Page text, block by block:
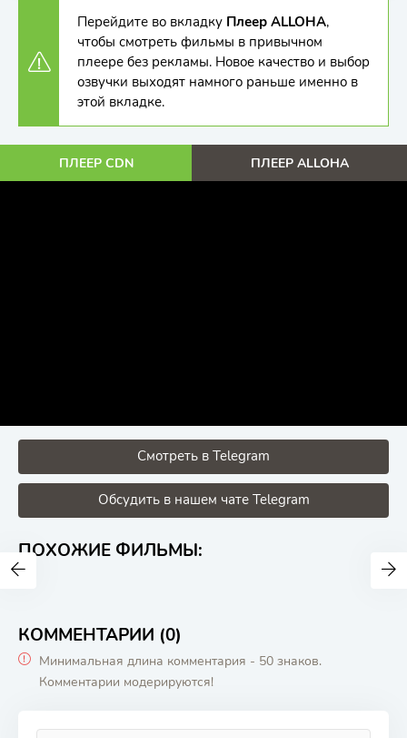
Перейдите во вкладку Плеер ALLOHA,
чтобы смотреть фильмы в привычном
плеере без рекламы. Новое качество и выбор
озвучки выходят намного раньше именно в
этой вкладке.
ПЛЕЕР CDN ПЛЕЕР ALLOHA
Смотреть в Telegram
Обсудить в нашем чате Telegram
ПОХОЖИЕ ФИЛЬМЫ:
КОММЕНТАРИИ (0)
Минимальная длина комментария - 50 знаков.
Комментарии модерируются!